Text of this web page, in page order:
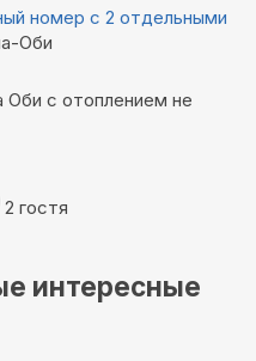
номер с 2 отдельными
Оби
Оби с отоплением не
2 гостя
интересные